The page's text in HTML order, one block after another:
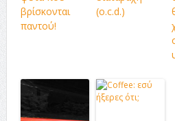
βρίσκονται
παντού!
(o.c.d.)